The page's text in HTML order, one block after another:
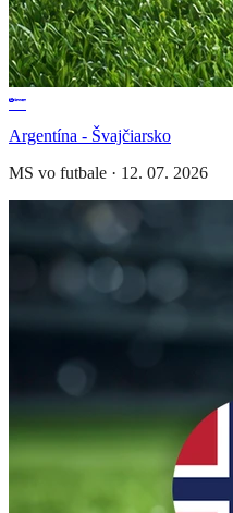
Argentína - Švajčiarsko
MS vo futbale · 12. 07. 2026